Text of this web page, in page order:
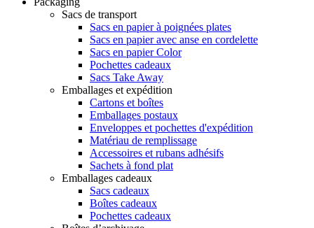
Sacs de transport
Sacs en papier à poignées plates
Sacs en papier avec anse en cordelette
Sacs en papier Color
Pochettes cadeaux
Sacs Take Away
Emballages et expédition
Cartons et boîtes
Emballages postaux
Enveloppes et pochettes d'expédition
Matériau de remplissage
Accessoires et rubans adhésifs
Sachets à fond plat
Emballages cadeaux
Sacs cadeaux
Boîtes cadeaux
Pochettes cadeaux